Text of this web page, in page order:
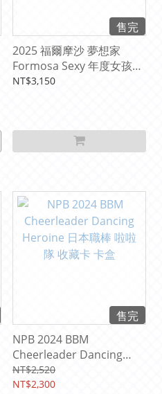
售完
2025 福爾摩沙 夢想家
Formosa Sexy 年度女孩卡
Vol.3 啦啦隊 收藏卡 精裝盒
NT$3,150
售完
NPB 2024 BBM
Cheerleader Dancing
Heroine 日本職棒 啦啦隊
收藏卡 卡盒
NT$2,520
NT$2,300